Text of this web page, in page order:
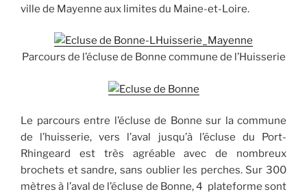
ville de Mayenne aux limites du Maine-et-Loire.
Parcours de l’écluse de Bonne commune de l’Huisserie
Le parcours entre l’écluse de Bonne sur la commune
de l’huisserie, vers l’aval jusqu’à l’écluse du Port-
Rhingeard est très agréable avec de nombreux
brochets et sandre, sans oublier les perches. Sur 300
mètres à l’aval de l’écluse de Bonne, 4 plateforme sont